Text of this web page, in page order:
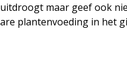
maar geef ook
plantenvoeding in het